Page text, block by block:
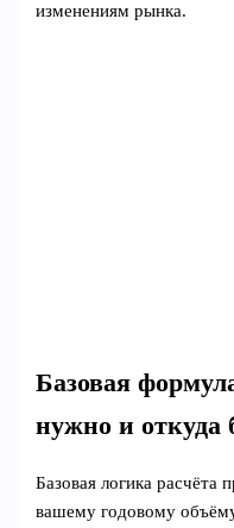
изменениям рынка.
Базовая
нужно и откуда
Базовая логика расчёта
вашему годовому